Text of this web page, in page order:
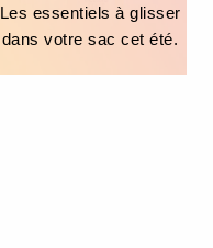
Les essentiels à glisser
dans votre sac cet été.